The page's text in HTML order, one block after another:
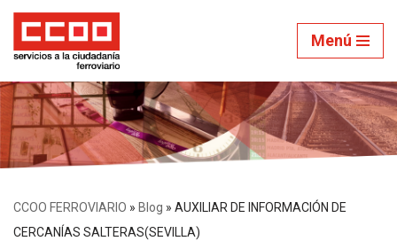
Saltar
contenido
Menú
CCOO FERROVIARIO » Blog » AUXILIAR DE INFORMACIÓN DE
CERCANÍAS SALTERAS(SEVILLA)